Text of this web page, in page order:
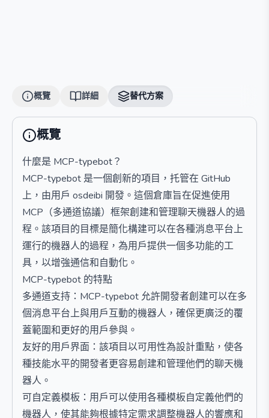
概覽 詳細 替代方案
概覽
什麼是 MCP-typebot？
MCP-typebot 是一個創新的項目，托管在 GitHub
上，由用戶 osdeibi 開發。這個倉庫旨在促進使用
MCP（多通道協議）框架創建和管理聊天機器人的過
程。該項目的目標是簡化構建可以在各種消息平台上
運行的機器人的過程，為用戶提供一個多功能的工
具，以增強通信和自動化。
MCP-typebot 的特點
多通道支持：MCP-typebot 允許開發者創建可以在多
個消息平台上與用戶互動的機器人，確保更廣泛的覆
蓋範圍和更好的用戶參與。
友好的用戶界面：該項目以可用性為設計重點，使各
種技能水平的開發者更容易創建和管理他們的聊天機
器人。
可自定義模板：用戶可以使用各種模板自定義他們的
機器人，使其能夠根據特定需求調整機器人的響應和